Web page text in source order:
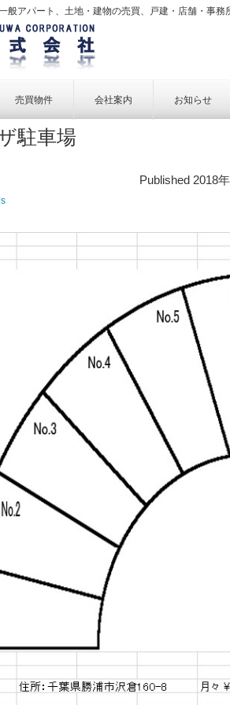
アパート、土地・建物の売買、戸建・店舗・事務
覧
売買物件
売買物件一覧
会社案内
お問い合せ
お知らせ
駐車場
Published 2018